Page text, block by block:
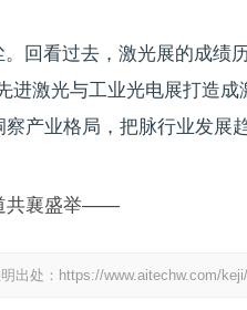
回看过去，激光展的成绩
进激光与工业光电展打造
产业格局，把脉行业发展趋
共襄盛举——
出处： https://www.aitechw.com/